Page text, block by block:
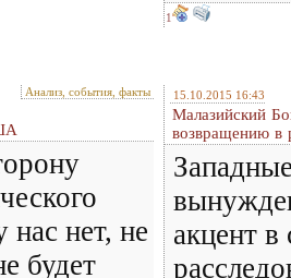
1
Анализ, события, факты
нас нет, не
будет
15.10.2015 16:43
Малазийский
возвращению в
акцент